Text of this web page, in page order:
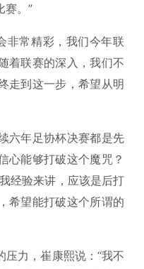
赛。”
非常精彩，我们今年联
着联赛的深入，我们不
走到这一步，希望从明
六年足协杯决赛都是先
心能够打破这个魔咒？
经验来讲，应该是后打
希望能打破这个所谓的
力，崔康熙说：“我不